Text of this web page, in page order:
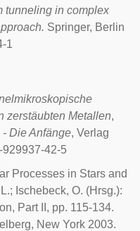
tunneling in complex
Springer, Berlin
1
zerstäubten Metallen,
Die Anfänge, Verlag
929937-42-5
Processes in Stars and
Ischebeck, O. (Hrsg.):
Part II, pp. 115-134.
New York 2003.